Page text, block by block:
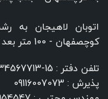
اتوبان لاهیجان
کوچصفهان - 100 متر بعد از پمپ بنزین پورصادق ۲
تلفن دفتر : 15-01334567713
پذیرش : 09116007073